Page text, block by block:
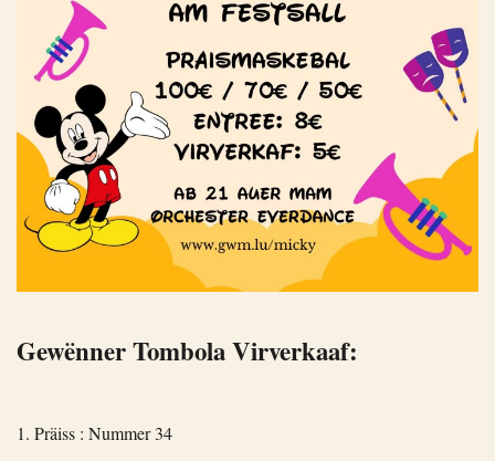
Gewënner Tombola Virverkaaf:
1. Präiss : Nummer 34